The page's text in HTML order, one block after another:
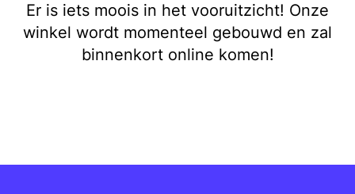
Er is iets moois in het vooruitzicht! Onze
winkel wordt momenteel gebouwd en zal
binnenkort online komen!